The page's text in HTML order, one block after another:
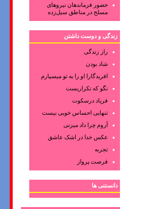
حضور فرماندهان نیروهای
مسلح در مناطق سیل‌زده
زندگی و دوست داشتن
راز زندگی
شاد بودن
افریدگارا او را به تو میسپارم
نگو که تکراریست
فریاد درسکوت
تنهایی احساس خوبی نیست
آروم چرا داد میزنی
عکس‌ خدا در اشک‌ عاشق‌
تجربه
فرصت پرواز
دانستنی ها